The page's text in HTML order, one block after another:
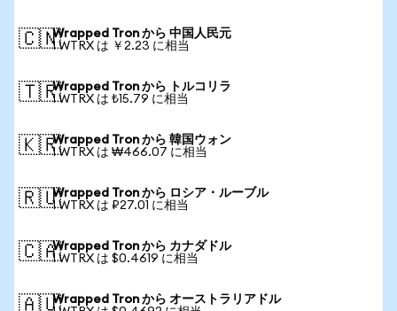
🇨🇳Wrapped Tron から 中国人民元
1 WTRX は ￥2.23 に相当
🇹🇷Wrapped Tron から トルコリラ
1 WTRX は ₺15.79 に相当
🇰🇷Wrapped Tron から 韓国ウォン
1 WTRX は ₩466.07 に相当
🇷🇺Wrapped Tron から ロシア・ルーブル
1 WTRX は ₽27.01 に相当
🇨🇦Wrapped Tron から カナダドル
1 WTRX は $0.4619 に相当
🇦🇺Wrapped Tron から オーストラリアドル